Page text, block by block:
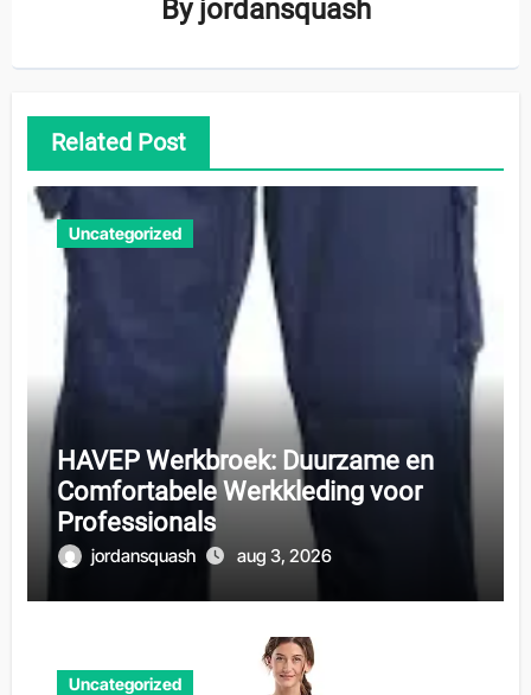
By jordansquash
Related Post
Uncategorized
HAVEP Werkbroek: Duurzame en
Comfortabele Werkkleding voor
Professionals
jordansquash aug 3, 2026
Uncategorized